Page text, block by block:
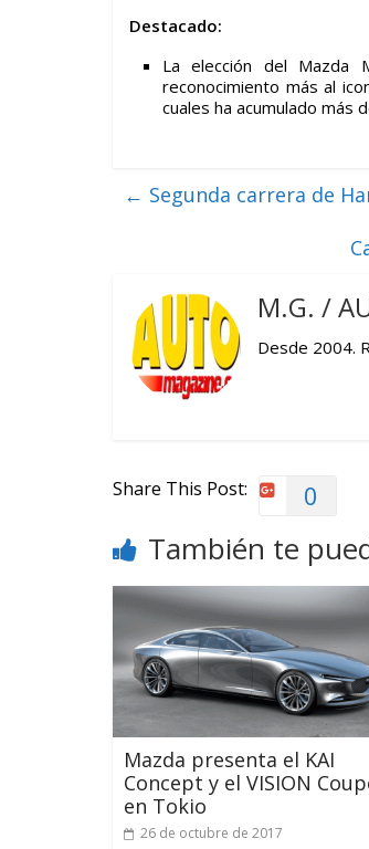
Destacado:
La elección del Mazda
reconocimiento más al
cuales ha acumulado más
← Segunda carrera de
M.G. /
Desde 2004.
Share This Post: 0
También te
Mazda presenta el KAI
Concept y el VISION
en Tokio
26 de octubre de 2017